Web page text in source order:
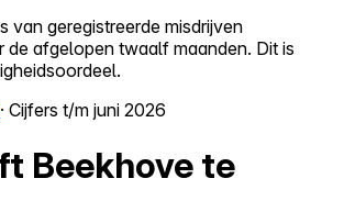
van geregistreerde misdrijven
de afgelopen twaalf maanden. Dit is
· Cijfers t/m juni 2026
Beekhove te